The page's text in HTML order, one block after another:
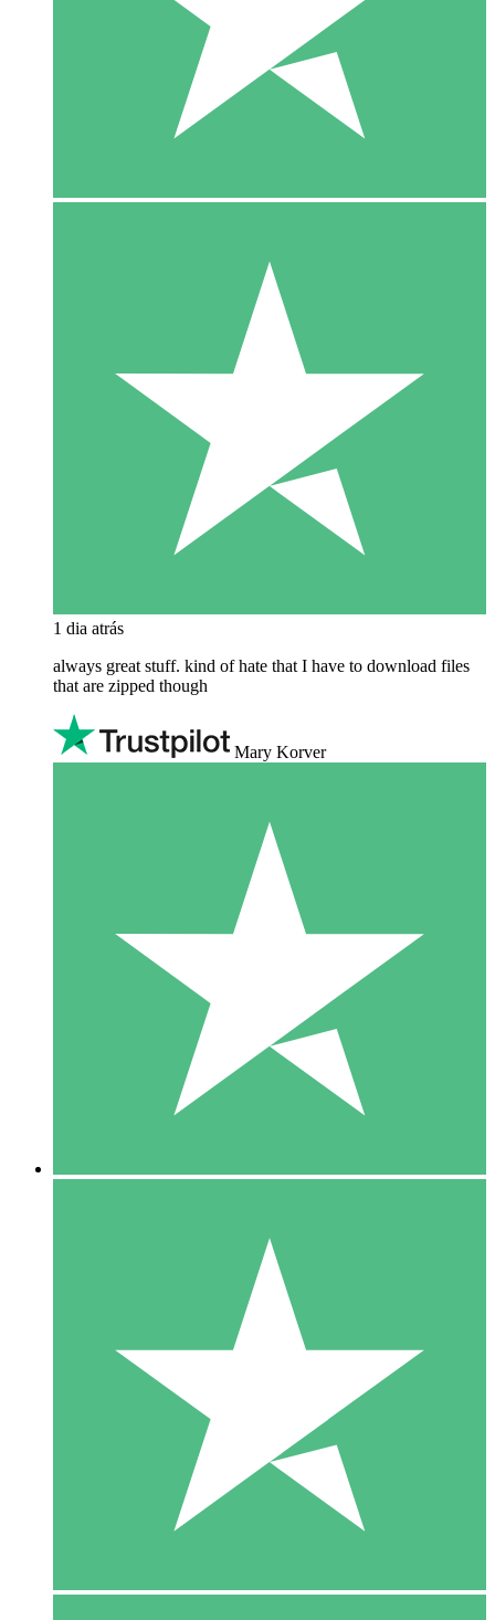
1 dia atrás
always great stuff. kind of hate that I have to download files
that are zipped though
Mary Korver